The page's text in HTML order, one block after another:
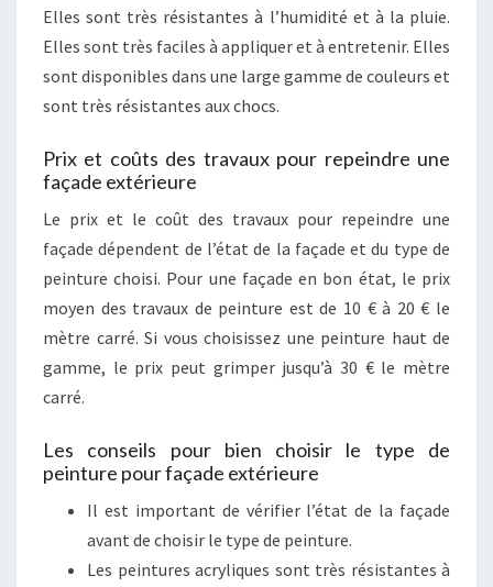
Elles sont très résistantes à l’humidité et à la pluie.
Elles sont très faciles à appliquer et à entretenir. Elles
sont disponibles dans une large gamme de couleurs et
sont très résistantes aux chocs.
Prix et coûts des travaux pour repeindre une
façade extérieure
Le prix et le coût des travaux pour repeindre une
façade dépendent de l’état de la façade et du type de
peinture choisi. Pour une façade en bon état, le prix
moyen des travaux de peinture est de 10 € à 20 € le
mètre carré. Si vous choisissez une peinture haut de
gamme, le prix peut grimper jusqu’à 30 € le mètre
carré.
Les conseils pour bien choisir le type de
peinture pour façade extérieure
Il est important de vérifier l’état de la façade
avant de choisir le type de peinture.
Les peintures acryliques sont très résistantes à